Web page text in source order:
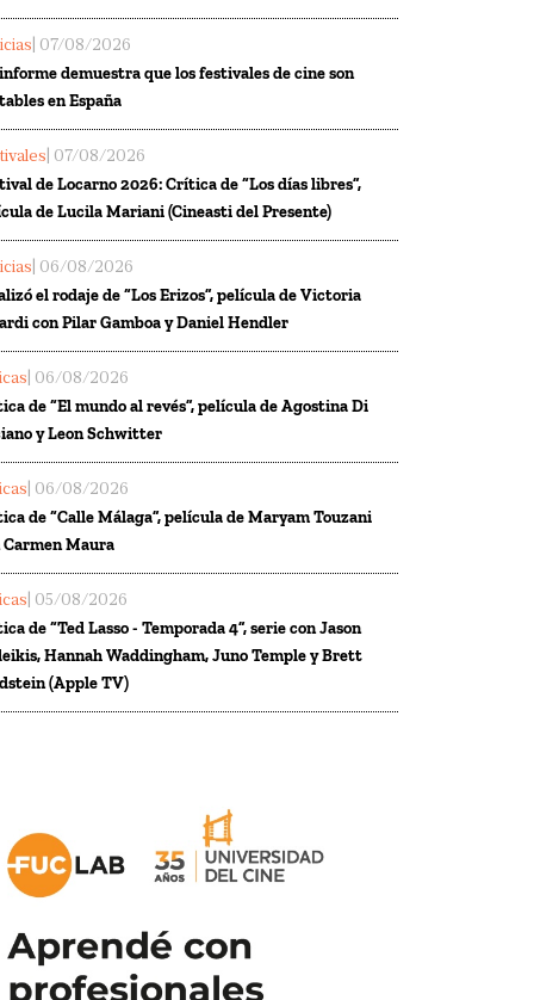
| 07/08/2026
demuestra que los festivales de cine son
en España
| 07/08/2026
de Locarno 2026: Crítica de “Los días libres”,
de Lucila Mariani (Cineasti del Presente)
| 06/08/2026
el rodaje de “Los Erizos”, película de Victoria
con Pilar Gamboa y Daniel Hendler
| 06/08/2026
de “El mundo al revés”, película de Agostina Di
y Leon Schwitter
| 06/08/2026
de “Calle Málaga”, película de Maryam Touzani
Carmen Maura
| 05/08/2026
de “Ted Lasso - Temporada 4”, serie con Jason
Hannah Waddingham, Juno Temple y Brett
(Apple TV)